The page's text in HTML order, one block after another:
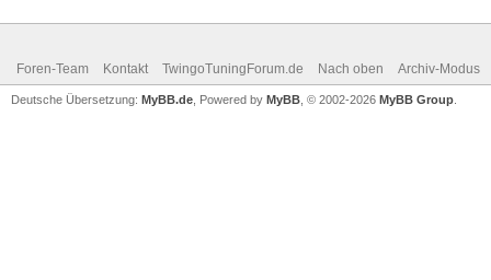
Foren-Team Kontakt TwingoTuningForum.de Nach oben Archiv-Modus
Deutsche Übersetzung: MyBB.de , Powered by MyBB , © 2002-2026 MyBB Group